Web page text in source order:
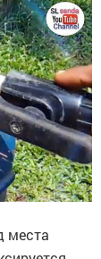
места